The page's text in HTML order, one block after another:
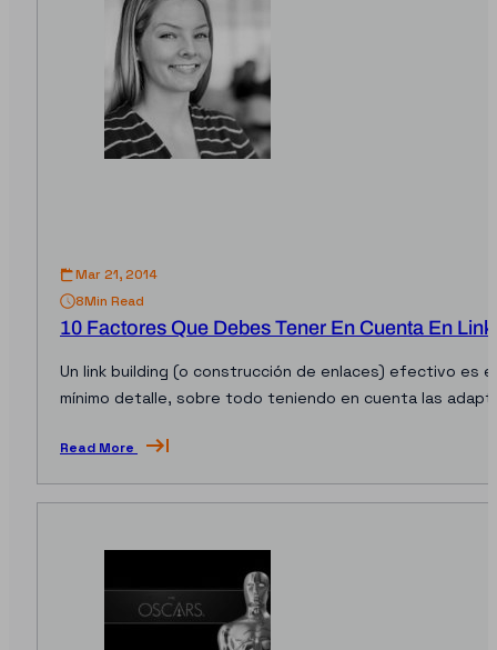
10 Factores Que Debes Tener En Cuenta En
Un link building (o construcción de enlaces) efectivo es
mínimo detalle, sobre todo teniendo en cuenta las
Mar 21, 2014
Min Read
8
Read More